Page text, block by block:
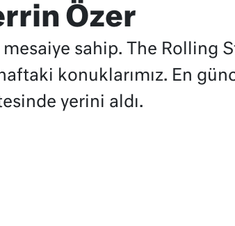
Özer
sahip. The Rolling
konuklarımız. En
yerini aldı.